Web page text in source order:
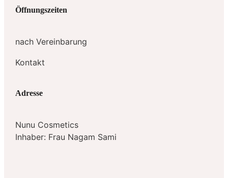
Öffnungszeiten
nach Vereinbarung
Kontakt
Adresse
Nunu Cosmetics
Inhaber: Frau Nagam Sami